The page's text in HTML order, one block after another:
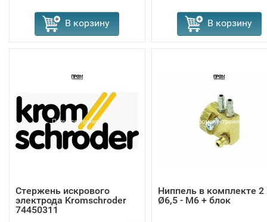
В корзину В корзину
Стержень искрового
электрода Kromschroder
74450311
Ниппель в комплекте 2
Ø6,5 - M6 + блок